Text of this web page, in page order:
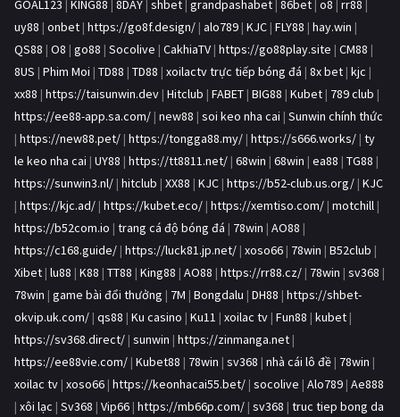
GOAL123 | KING88 | 8DAY | shbet | grandpashabet | 86bet | o8 | rr88 |
uy88 | onbet | https://go8f.design/ | alo789 | KJC | FLY88 | hay.win |
QS88 | O8 | go88 | Socolive | CakhiaTV | https://go88play.site | CM88 |
8US | Phim Moi | TD88 | TD88 | xoilactv trực tiếp bóng đá | 8x bet | kjc |
xx88 | https://taisunwin.dev | Hitclub | FABET | BIG88 | Kubet | 789 club |
https://ee88-app.sa.com/ | new88 | soi keo nha cai | Sunwin chính thức
| https://new88.pet/ | https://tongga88.my/ | https://s666.works/ | ty
le keo nha cai | UY88 | https://tt8811.net/ | 68win | 68win | ea88 | TG88 |
https://sunwin3.nl/ | hitclub | XX88 | KJC | https://b52-club.us.org/ | KJC
| https://kjc.ad/ | https://kubet.eco/ | https://xemtiso.com/ | motchill |
https://b52com.io | trang cá độ bóng đá | 78win | AO88 |
https://c168.guide/ | https://luck81.jp.net/ | xoso66 | 78win | B52club |
Xibet | lu88 | K88 | TT88 | King88 | AO88 | https://rr88.cz/ | 78win | sv368 |
78win | game bài đổi thưởng | 7M | Bongdalu | DH88 | https://shbet-
okvip.uk.com/ | qs88 | Ku casino | Ku11 | xoilac tv | Fun88 | kubet |
https://sv368.direct/ | sunwin | https://zinmanga.net |
https://ee88vie.com/ | Kubet88 | 78win | sv368 | nhà cái lô đề | 78win |
xoilac tv | xoso66 | https://keonhacai55.bet/ | socolive | Alo789 | Ae888
| xôi lạc | Sv368 | Vip66 | https://mb66p.com/ | sv368 | truc tiep bong da